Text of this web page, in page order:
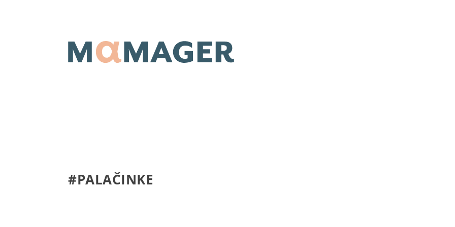
#PALAČINKE